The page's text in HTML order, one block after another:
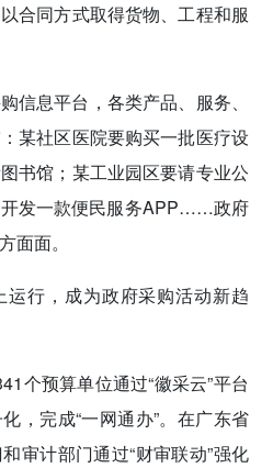
合同方式取得货物、工程和服
息平台，各类产品、服务、
某社区医院要购买一批医疗设
书馆；某工业园区要请专业公
发一款便民服务APP……政府
面面。
行，成为政府采购活动新趋
预算单位通过“徽采云”平台
，完成“一网通办”。在广东省
审计部门通过“财审联动”强化